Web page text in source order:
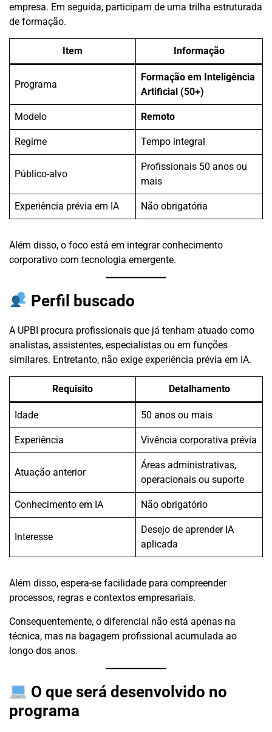
empresa. Em seguida, participam de uma trilha estruturada
de formação.
Item Informação
Programa
Formação em Inteligência
Artificial (50+)
Modelo Remoto
Regime Tempo integral
Público-alvo
Profissionais 50 anos ou
mais
Experiência prévia em IA Não obrigatória
Além disso, o foco está em integrar conhecimento
corporativo com tecnologia emergente.
Perfil buscado
A UPBI procura profissionais que já tenham atuado como
analistas, assistentes, especialistas ou em funções
similares. Entretanto, não exige experiência prévia em IA.
Requisito Detalhamento
Idade 50 anos ou mais
Experiência Vivência corporativa prévia
Atuação anterior
Áreas administrativas,
operacionais ou suporte
Conhecimento em IA Não obrigatório
Interesse
Desejo de aprender IA
aplicada
Além disso, espera-se facilidade para compreender
processos, regras e contextos empresariais.
Consequentemente, o diferencial não está apenas na
técnica, mas na bagagem profissional acumulada ao
longo dos anos.
O que será desenvolvido no
programa